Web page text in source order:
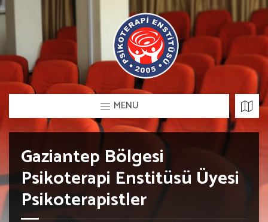
MENU
Gaziantep Bölgesi
Psikoterapi Enstitüsü Üyesi
Psikoterapistler